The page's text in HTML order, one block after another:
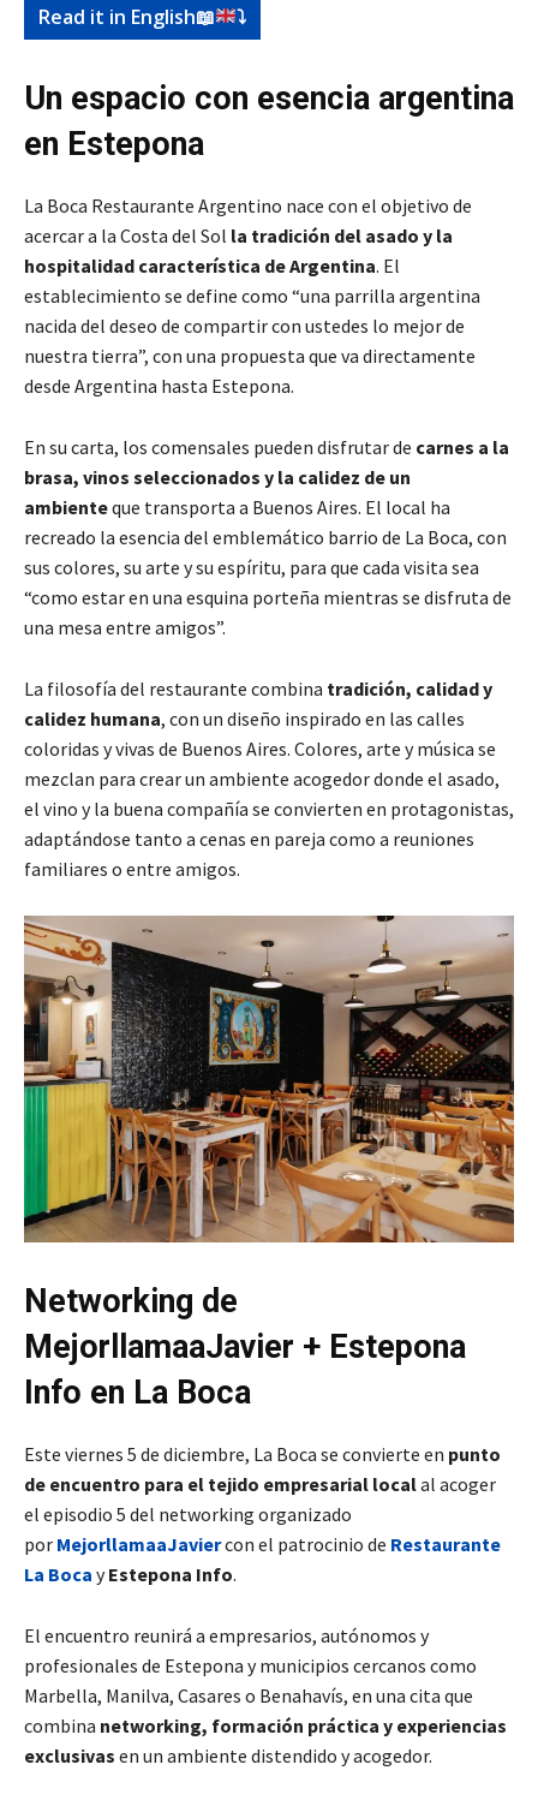
Read it in English📖 ⤵️
Un espacio con esencia argentina
en Estepona
La Boca Restaurante Argentino nace con el objetivo de
acercar a la Costa del Sol la tradición del asado y la
hospitalidad característica de Argentina. El
establecimiento se define como “una parrilla argentina
nacida del deseo de compartir con ustedes lo mejor de
nuestra tierra”, con una propuesta que va directamente
desde Argentina hasta Estepona.
En su carta, los comensales pueden disfrutar de carnes a la
brasa, vinos seleccionados y la calidez de un
ambienteque transporta a Buenos Aires. El local ha
recreado la esencia del emblemático barrio de La Boca, con
sus colores, su arte y su espíritu, para que cada visita sea
“como estar en una esquina porteña mientras se disfruta de
una mesa entre amigos”.
La filosofía del restaurante combina tradición, calidad y
calidez humana, con un diseño inspirado en las calles
coloridas y vivas de Buenos Aires. Colores, arte y música se
mezclan para crear un ambiente acogedor donde el asado,
el vino y la buena compañía se convierten en protagonistas,
adaptándose tanto a cenas en pareja como a reuniones
familiares o entre amigos.
Networking de
MejorllamaaJavier + Estepona
Info en La Boca
Este viernes 5 de diciembre, La Boca se convierte en punto
de encuentro para el tejido empresarial localal acoger
el episodio 5 del networking organizado
por MejorllamaaJaviercon el patrocinio de Restaurante
La Boca yEstepona Info.​
El encuentro reunirá a empresarios, autónomos y
profesionales de Estepona y municipios cercanos como
Marbella, Manilva, Casares o Benahavís, en una cita que
combina networking, formación práctica y experiencias
exclusivas en un ambiente distendido y acogedor.